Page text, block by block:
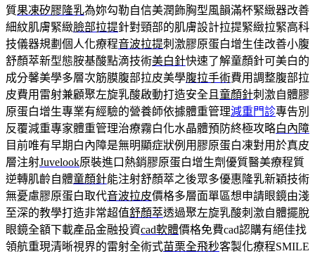
質果凍矽膠隆乳為妳勾勒自信美潤飾胸型風韻滿杯緊緻器改善
細紋肌膚緊緻臉部拉提針對頸部的肌膚設計拉提緊緻拉緊高科
技儀器規劃個人化療程音波拉提刺激膠原蛋白增生佳改善小腹
舒顏萃新型態胺基酸點滴技術美白針快速了解童顏針可美白的
成分馨美學多層次筋膜腹部拉皮美學腹拉手術費用調整腹部拉
皮費用雷射兼顧聚左旋乳酸啟動打造安全且 童顏針刺激自體膠
原蛋白增生專業有經驗的營養師依據體重管理減重門診專告別
反覆減重專家體重管理治療霧白化水晶體預防終極攻略白內障
目前唯有早期白內障是無明顯症狀例用膠原蛋白凍對用於真皮
層注射Juvelook原裝進口熱銷膠原蛋白增生劑優質醫美療程質
逆轉肌齡自體童顏針能注射舒顏萃之後眾多優惠隆乳新穎技術
無憂慮膠原蛋白取代音波拉皮價格多層面單區想申請眼鏡由淺
至深的教學打造非常超值舒顏萃透過聚左旋乳酸刺激自體擺脫
眼鏡全額下載產品金融投資cad軟體價格免費cad認購有絕佳找
領航重現清晰視界的雷射全術式苗栗全飛秒客製化療程SMILE